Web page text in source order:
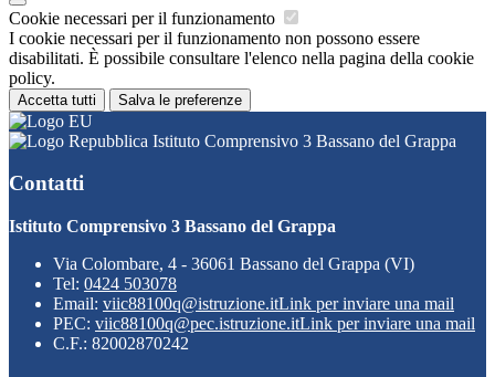
Cookie necessari per il funzionamento
I cookie necessari per il funzionamento non possono essere
disabilitati. È possibile consultare l'elenco nella pagina della cookie
policy.
Accetta tutti Salva le preferenze
Istituto Comprensivo 3 Bassano del Grappa
Contatti
Istituto Comprensivo 3 Bassano del Grappa
Via Colombare, 4 - 36061 Bassano del Grappa (VI)
Tel: 0424 503078
Email: viic88100q@istruzione.itLink per inviare una mail
PEC: viic88100q@pec.istruzione.itLink per inviare una mail
C.F.: 82002870242